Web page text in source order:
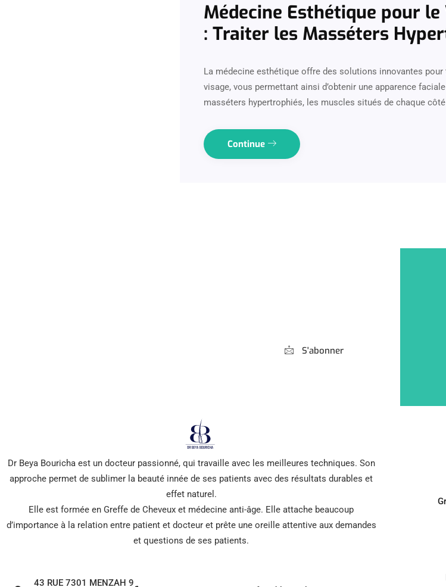
Médecine Esthétique pour le
: Traiter les Masséters
La médecine esthétique offre des solutions innovantes
visage, vous permettant ainsi d’obtenir une apparence
masséters hypertrophiés, les muscles situés de chaque
Continue
S'abonner
Dr Beya Bouricha est un docteur passionné, qui travaille avec les meilleures techniques. Son
approche permet de sublimer la beauté innée de ses patients avec des résultats durables et
effet naturel.
Elle est formée en Greffe de Cheveux et médecine anti-âge. Elle attache beaucoup
d’importance à la relation entre patient et docteur et prête une oreille attentive aux demandes
et questions de ses patients.
43 RUE 7301 MENZAH 9